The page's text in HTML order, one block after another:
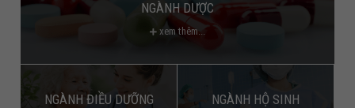
NGÀNH DƯỢC
xem thêm...
NGÀNH ĐIỀU DƯỠNG NGÀNH HỘ SINH